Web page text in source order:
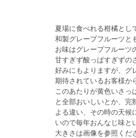
夏場に食べれる柑橘とし
和製グレープフルーツと
お味はグレープフルーツ
甘すぎず酸っぱすぎずの
好みにもよりますが、グ
期待されているお客様か
このあたりが黄色いさっ
と全部おいしいとか、完
よる違い、その時の天候
いので毎年おんなじ味と
大きさは画像を参照くだ